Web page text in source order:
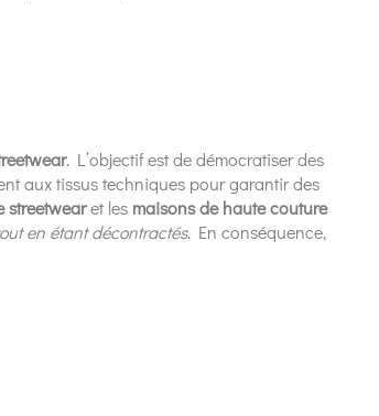
. L’objectif est de démocratiser des
aux tissus techniques pour garantir des
streetwearet les maisons de haute couture
en étant décontractés. En conséquence,